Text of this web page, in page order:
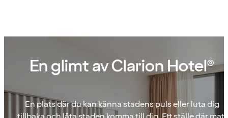
En glimt av Clarion Hotel®
En plats där du kan känna stadens puls eller luta dig